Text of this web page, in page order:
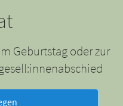
Geburtstag oder zur